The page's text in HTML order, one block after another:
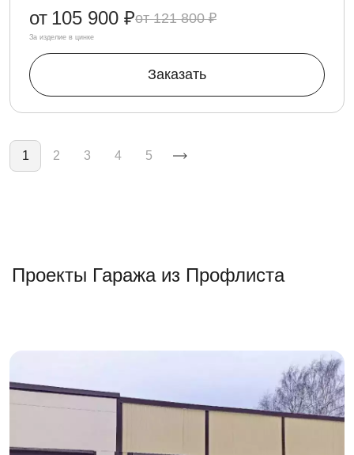
121 800 ₽
от 105 900 ₽
За изделие в цинке
Заказать
Нумерация страниц
1 2 3 4 5
Проекты Гаража из Профлиста